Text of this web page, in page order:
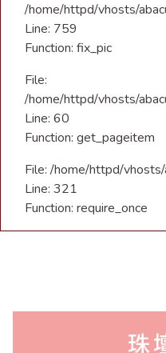
/home/httpd/vhosts/
Line: 759
Function: fix_pic
File:
/home/httpd/vhosts/
Line: 60
Function: get_pageitem
File: /home/httpd/
Line: 321
Function: require_once
珠